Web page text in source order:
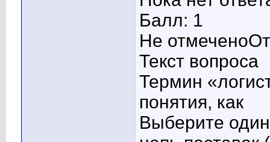
Балл: 1
Не
Текст вопроса
Термин
понятия, как
Выберите